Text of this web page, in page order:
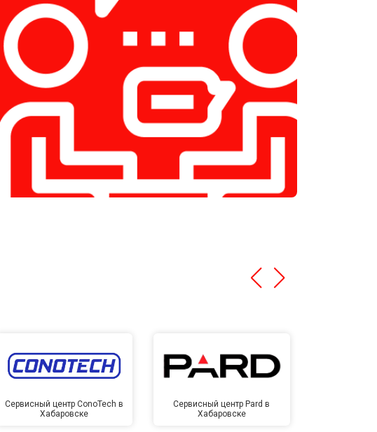
Сервисный центр ConoTech в
Хабаровске
Сервисный центр Pard в
Хабаровске